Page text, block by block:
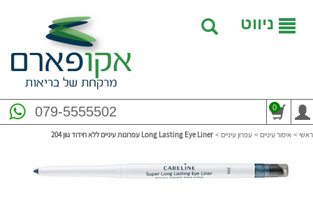
ניווט
079-5555502 0
ראשי > איפור עיניים > עפרון עיניים > Long Lasting Eye Liner עפרונות עיניים ללא חידוד גוון 204